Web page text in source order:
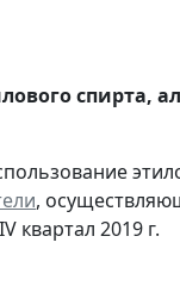
спирта,
,
квартал 2019 г.